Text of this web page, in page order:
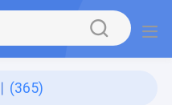
(365)